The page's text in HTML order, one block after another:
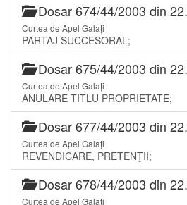
Dosar 674/44/2003 din
Curtea de Apel Galați
PARTAJ SUCCESORAL;
Dosar 675/44/2003 din
Curtea de Apel Galați
ANULARE TITLU PROPRIETATE;
Dosar 677/44/2003 din
Curtea de Apel Galați
REVENDICARE, PRETENŢII;
Dosar 678/44/2003 din
Curtea de Apel Galați